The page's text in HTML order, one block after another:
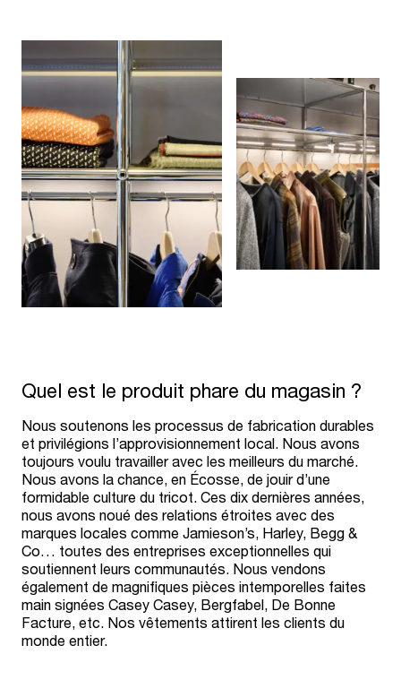
Quel est le produit phare du magasin ?
Nous soutenons les processus de fabrication durables
et privilégions l’approvisionnement local. Nous avons
toujours voulu travailler avec les meilleurs du marché.
Nous avons la chance, en Écosse, de jouir d’une
formidable culture du tricot. Ces dix dernières années,
nous avons noué des relations étroites avec des
marques locales comme Jamieson’s, Harley, Begg &
Co… toutes des entreprises exceptionnelles qui
soutiennent leurs communautés. Nous vendons
également de magnifiques pièces intemporelles faites
main signées Casey Casey, Bergfabel, De Bonne
Facture, etc. Nos vêtements attirent les clients du
monde entier.